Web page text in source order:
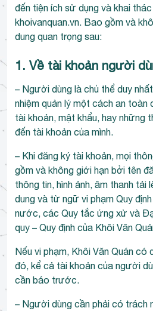
đến tiện ích sử dụng và khai
khoivanquan.vn. Bao gồm và
dung quan trọng sau:
1. Về tài khoản người
– Người dùng là chủ thể duy
nhiệm quản lý một cách an toàn
tài khoản, mật khẩu, hay những
đến tài khoản của mình.
– Khi đăng ký tài khoản, mọi
gồm và không giới hạn bởi tên
thông tin, hình ảnh, âm thanh tải
dung và từ ngữ vi phạm Quy
nước, các Quy tắc ứng xử và
quy – Quy định của Khôi Văn
Nếu vi phạm, Khôi Văn Quán có
đó, kể cả tài khoản của người
cần báo trước.
– Người dùng cần phải có trách